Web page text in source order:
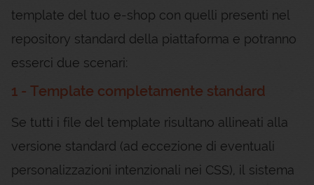
template del tuo e-shop con quelli presenti nel
repository standard della piattaforma e potranno
esserci due scenari:
1 - Template completamente standard
Se tutti i file del template risultano allineati alla
versione standard (ad eccezione di eventuali
personalizzazioni intenzionali nei CSS), il sistema